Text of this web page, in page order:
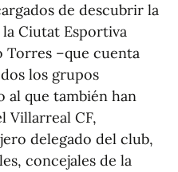
de descubrir la
Ciutat Esportiva
Torres –que cuenta
los grupos
al que también han
Villarreal CF,
delegado del club,
concejales de la